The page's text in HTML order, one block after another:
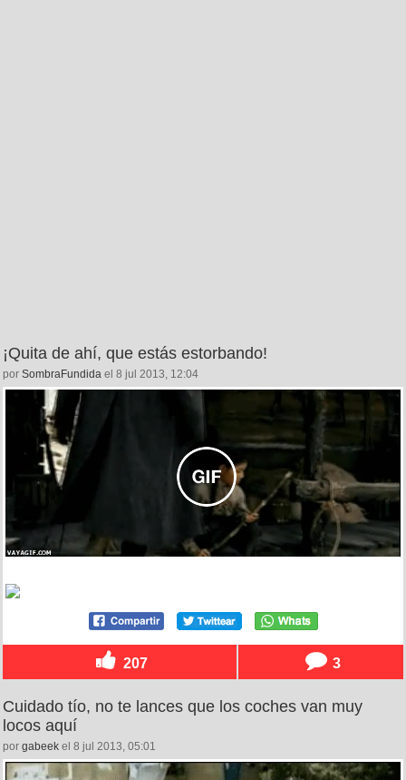
¡Quita de ahí, que estás estorbando!
por SombraFundida el 8 jul 2013, 12:04
207 3
Cuidado tío, no te lances que los coches van muy
locos aquí
por gabeek el 8 jul 2013, 05:01